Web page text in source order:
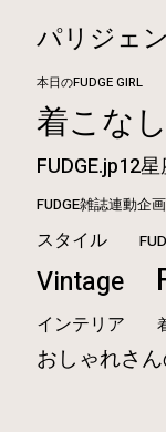
パリジェ
本日のFUDGE GIRL
着こなし
FUDGE.jp12
FUDGE雑誌連動企画
スタイル
Vintage
インテリア
おしゃれさ